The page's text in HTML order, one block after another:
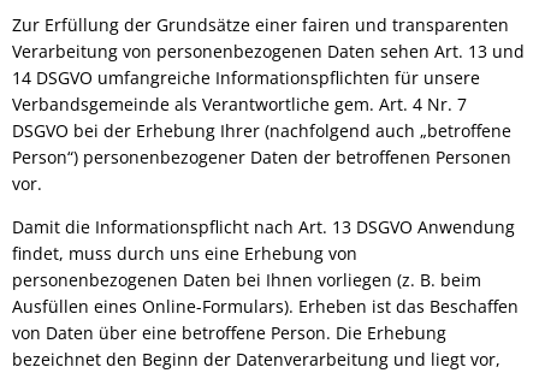
Zur Erfüllung der Grundsätze einer fairen und transparenten
Verarbeitung von personenbezogenen Daten sehen Art. 13 und
14 DSGVO umfangreiche Informationspflichten für unsere
Verbandsgemeinde als Verantwortliche gem. Art. 4 Nr. 7
DSGVO bei der Erhebung Ihrer (nachfolgend auch „betroffene
Person“) personenbezogener Daten der betroffenen Personen
vor.
Damit die Informationspflicht nach Art. 13 DSGVO Anwendung
findet, muss durch uns eine Erhebung von
personenbezogenen Daten bei Ihnen vorliegen (z. B. beim
Ausfüllen eines Online-Formulars). Erheben ist das Beschaffen
von Daten über eine betroffene Person. Die Erhebung
bezeichnet den Beginn der Datenverarbeitung und liegt vor,